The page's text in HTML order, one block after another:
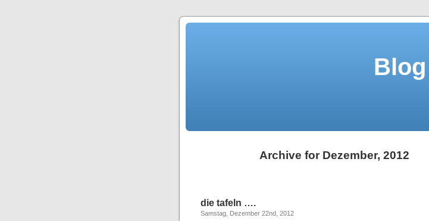
Blog
Archive for Dezember, 2012
die tafeln ….
Samstag, Dezember 22nd, 2012